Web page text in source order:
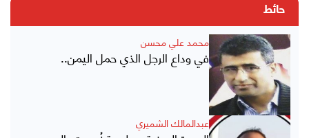
حائط
محمد علي محسن
في وداع الرجل الذي حمل اليمن..
عبدالمالك الشميري